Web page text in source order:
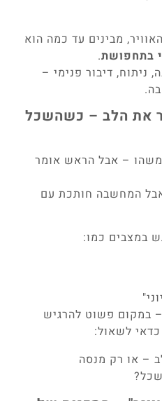
מבינים עד כמה הוא
בתחפושת.
ניתוח, דיבור פנימי –
את הלב – כשהשכל
– אבל הראש אומר
המחשבה חותכת עם
במצבים כמו:
במקום פשוט להרגיש
לשאול:
– או רק מנסה